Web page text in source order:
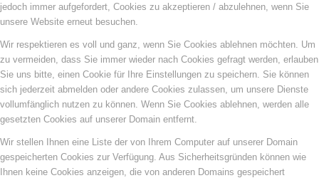
jedoch immer aufgefordert, Cookies zu akzeptieren / abzulehnen, wenn Sie
unsere Website erneut besuchen.
Wir respektieren es voll und ganz, wenn Sie Cookies ablehnen möchten. Um
zu vermeiden, dass Sie immer wieder nach Cookies gefragt werden, erlauben
Sie uns bitte, einen Cookie für Ihre Einstellungen zu speichern. Sie können
sich jederzeit abmelden oder andere Cookies zulassen, um unsere Dienste
vollumfänglich nutzen zu können. Wenn Sie Cookies ablehnen, werden alle
gesetzten Cookies auf unserer Domain entfernt.
Wir stellen Ihnen eine Liste der von Ihrem Computer auf unserer Domain
gespeicherten Cookies zur Verfügung. Aus Sicherheitsgründen können wie
Ihnen keine Cookies anzeigen, die von anderen Domains gespeichert